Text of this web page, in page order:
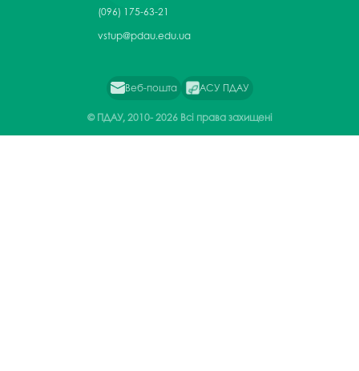
(096) 175-63-21
vstup@pdau.edu.ua
Веб-пошта АСУ ПДАУ
© ПДАУ, 2010-2026 Всі права захищені